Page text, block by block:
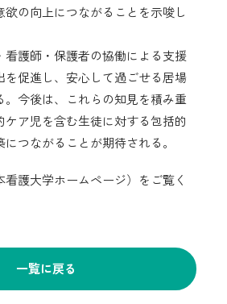
の向上につながることを示唆し
看護師・保護者の協働による支援
を促進し、安心して過ごせる居場
。今後は、これらの知見を積み重
ケア児を含む生徒に対する包括的
つながることが期待される。
看護大学ホームページ）をご覧く
一覧に戻る